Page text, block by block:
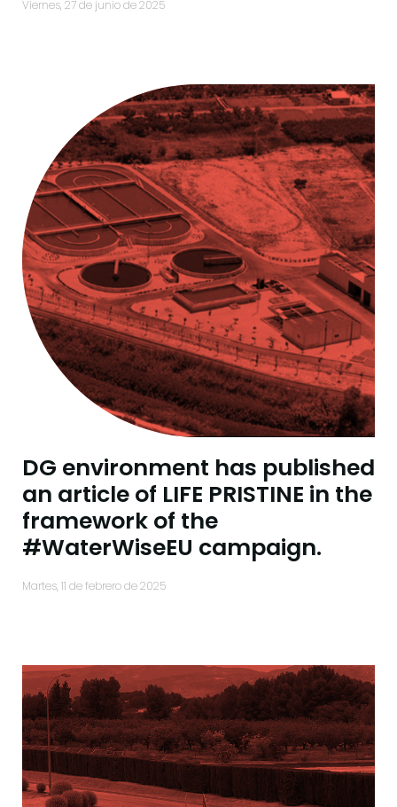
viernes, 27 de junio de 2025
DG environment has published
an article of LIFE PRISTINE in the
framework of the
#WaterWiseEU campaign.
martes, 11 de febrero de 2025